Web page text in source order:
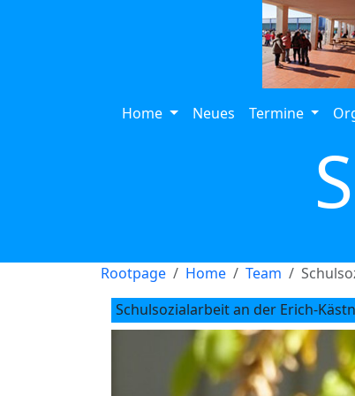
Home Neues Termine
Rootpage
Home Team
Schulsozialarbeit an der Erich-